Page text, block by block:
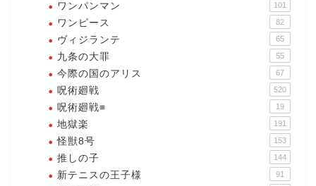
ワンパンマン 101
ワンピース 82
ヴィジランテ 65
九条の大罪 55
今際の国のアリス 67
呪術廻戦 520
呪術廻戦≡ 19
地獄楽 191
怪獣8号 153
推しの子 144
新テニスの王子様 91